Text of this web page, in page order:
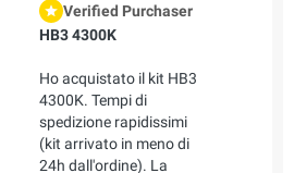
Verified Purchaser
HB3 4300K
Ho acquistato il kit HB3
4300K. Tempi di
spedizione rapidissimi
(kit arrivato in meno di
24h dall'ordine). La